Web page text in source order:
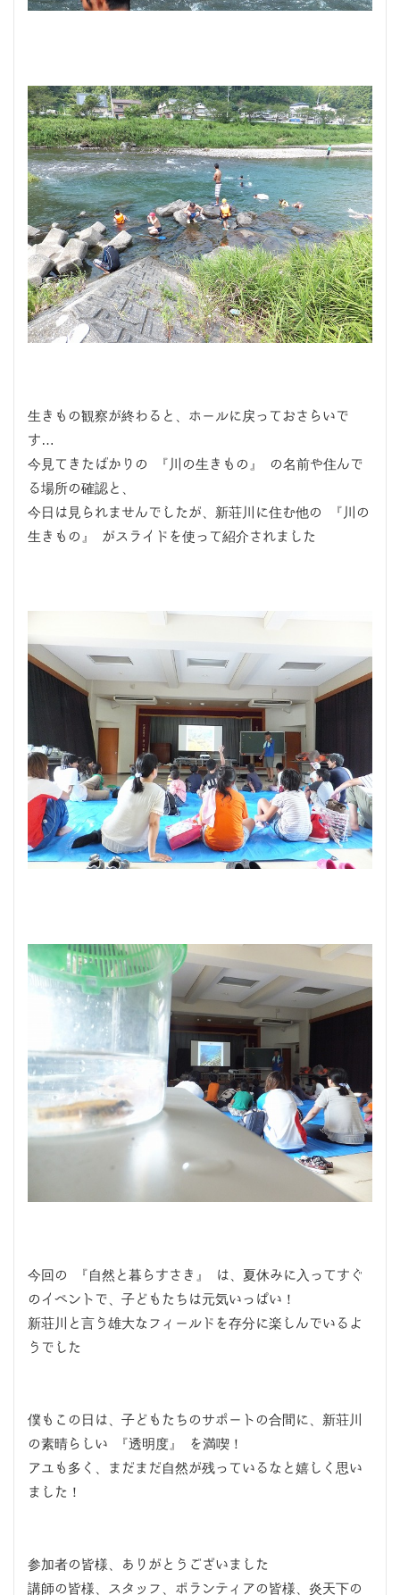
生きもの観察が終わると、ホールに戻っておさらいで
す…
今見てきたばかりの 『川の生きもの』 の名前や住んで
る場所の確認と、
今日は見られませんでしたが、新荘川に住む他の 『川の
生きもの』 がスライドを使って紹介されました
今回の 『自然と暮らすさき』 は、夏休みに入ってすぐ
のイベントで、子どもたちは元気いっぱい！
新荘川と言う雄大なフィールドを存分に楽しんでいるよ
うでした
僕もこの日は、子どもたちのサポートの合間に、新荘川
の素晴らしい 『透明度』 を満喫！
アユも多く、まだまだ自然が残っているなと嬉しく思い
ました！
参加者の皆様、ありがとうございました
講師の皆様、スタッフ、ボランティアの皆様、炎天下の